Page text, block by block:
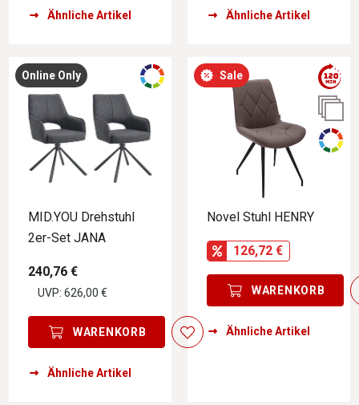
Ähnliche Artikel Ähnliche Artikel
Online Only
MID.YOU Drehstuhl
2er-Set JANA
240,76 €
UVP: 626,00 €
WARENKORB
Ähnliche Artikel
Sale
Novel Stuhl HENRY
126,72 €
WARENKORB
Ähnliche Artikel